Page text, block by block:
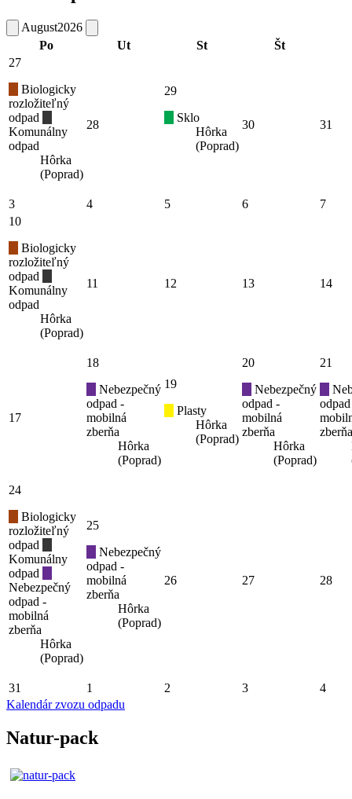
August2026
Po
Ut St Št
27
Biologicky
rozložiteľný
odpad
Komunálny
odpad
Hôrka
(Poprad)
28
29
Sklo
Hôrka
(Poprad)
30 31
3 4 5 6
7
10
Biologicky
rozložiteľný
odpad
Komunálny
odpad
Hôrka
(Poprad)
11 12 13 14
17
18
Nebezpečný
odpad -
mobilná
zberňa
Hôrka
(Poprad)
19
Plasty
Hôrka
(Poprad)
20
Nebezpečný
odpad -
mobilná
zberňa
Hôrka
(Poprad)
21
zberňa
24
Biologicky
rozložiteľný
odpad
Komunálny
odpad
Nebezpečný
odpad -
mobilná
zberňa
Hôrka
(Poprad)
25
Nebezpečný
odpad -
mobilná
zberňa
Hôrka
(Poprad)
26 27 28
31 1 2 3
4
Kalendár zvozu odpadu
Natur-pack